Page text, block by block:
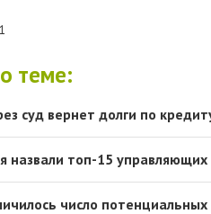
1
теме:
суд вернет долги по
назвали топ-15
число